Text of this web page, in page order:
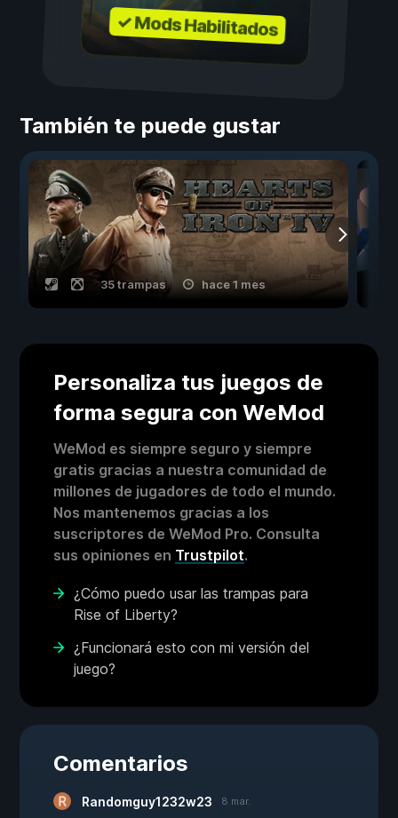
✓ Mods Habilitados
También te puede gustar
35 trampas hace 1 mes
Personaliza tus juegos de
forma segura con WeMod
WeMod es siempre seguro y siempre
gratis gracias a nuestra comunidad de
millones de jugadores de todo el mundo.
Nos mantenemos gracias a los
suscriptores de WeMod Pro. Consulta
sus opiniones en Trustpilot.
¿Cómo puedo usar las trampas para
Rise of Liberty?
¿Funcionará esto con mi versión del
juego?
Comentarios
Randomguy1232w23 8 mar.